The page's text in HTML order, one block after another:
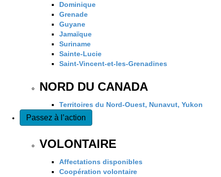
Dominique
Grenade
Guyane
Jamaïque
Suriname
Sainte-Lucie
Saint-Vincent-et-les-Grenadines
NORD DU CANADA
Territoires du Nord-Ouest, Nunavut, Yukon
Passez à l’action
VOLONTAIRE
Affectations disponibles
Coopération volontaire